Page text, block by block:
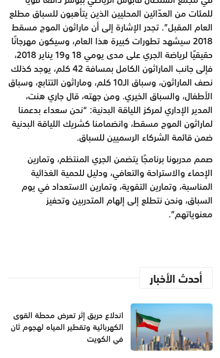
للمئات من العدّائين المحليين الذين يتأهبون للسباق مطلع
العام المقبل”. تجدر الإشارة إلى أن ماراثون الموج مسقط
2018 سيشهد تطورات كبيرة هذا العام، وسيكون مهرجانًا
حقيقيًا لرياضة الجري على مدى يومي 18 و19 يناير 2018،
فإلى جانب الماراثون الكامل بمسافة 42 كلم، يوجد كذلك
نصف الماراثون، وسباق الـ10 كلم، وماراثون التتابع، وسباق
الأطفال، والسباق الخيري. ومن جهته، قال جاري هنت،
المدير الإداري لمركز اللياقة البدنية: “نحن سعداء بدعمنا
لماراثون الموج مسقط، وانضمامنا كشريك اللياقة البدنية
ضمن قائمة الشركاء الرسميين للسباق.
صمم مدربونا برنامجًا يتضمن الجري المنتظم، وتمارين
الإحماء والاستراحة والتعافي، ودليل للحمية الغذائية
المناسبة، وتمارين التقوية، وتمارين الاستعداد في يوم
السباق، ونحن نتطلع إلى إلهام المتدربين وتحفيز
معنوياتهم”.
أحدث الأخبار
اندلاع حريق إثر تعرض محطة القوى
الكهربائية وتقطير المياه لهجوم ثان
في الكويت